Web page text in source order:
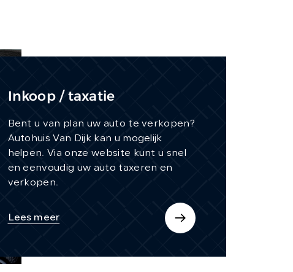
Inkoop / taxatie
Bent u van plan uw auto te verkopen?
Autohuis Van Dijk kan u mogelijk
helpen. Via onze website kunt u snel
en eenvoudig uw auto taxeren en
verkopen.
Lees meer